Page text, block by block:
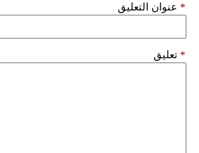
عنوان التعليق *
تعليق *